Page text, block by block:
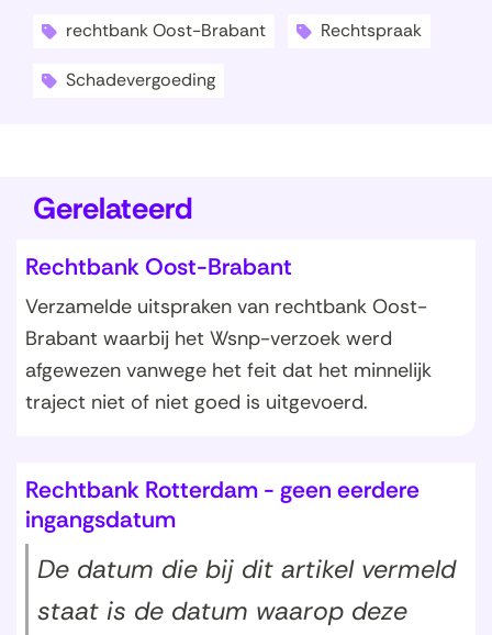
n
v
e
n
s
e
rechtbank Oost-Brabant Rechtspraak
Schadevergoeding
Gerelateerd
Rechtbank Oost-Brabant
Verzamelde uitspraken van rechtbank Oost-
Brabant waarbij het Wsnp-verzoek werd
afgewezen vanwege het feit dat het minnelijk
traject niet of niet goed is uitgevoerd.
Rechtbank Rotterdam - geen eerdere
ingangsdatum
De datum die bij dit artikel vermeld
staat is de datum waarop deze